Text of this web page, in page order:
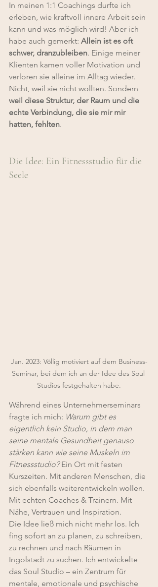
In meinen 1:1 Coachings durfte ich
erleben, wie kraftvoll innere Arbeit sein
kann und was möglich wird! Aber ich
habe auch gemerkt: Allein ist es oft
schwer, dranzubleiben. Einige meiner
Klienten kamen voller Motivation und
verloren sie alleine im Alltag wieder.
Nicht, weil sie nicht wollten. Sondern
weil diese Struktur, der Raum und die
echte Verbindung, die sie mir mir
hatten, fehlten.
Die Idee: Ein Fitnessstudio für die
Seele
Jan. 2023: Völlig motiviert auf dem Business-
Seminar, bei dem ich an der Idee des Soul
Studios festgehalten habe.
Während eines Unternehmerseminars
fragte ich mich: Warum gibt es
eigentlich kein Studio, in dem man
seine mentale Gesundheit genauso
stärken kann wie seine Muskeln im
Fitnessstudio? Ein Ort mit festen
Kurszeiten. Mit anderen Menschen, die
sich ebenfalls weiterentwickeln wollen.
Mit echten Coaches & Trainern. Mit
Nähe, Vertrauen und Inspiration.
Die Idee ließ mich nicht mehr los. Ich
fing sofort an zu planen, zu schreiben,
zu rechnen und nach Räumen in
Ingolstadt zu suchen. Ich entwickelte
das Soul Studio – ein Zentrum für
mentale, emotionale und psychische